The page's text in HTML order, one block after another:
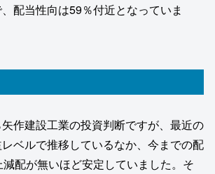
配当性向は59％付近となっていま
作建設工業の投資判断ですが、最近の
ベルで推移しているなか、今までの配
配が無いほど安定していました。そ